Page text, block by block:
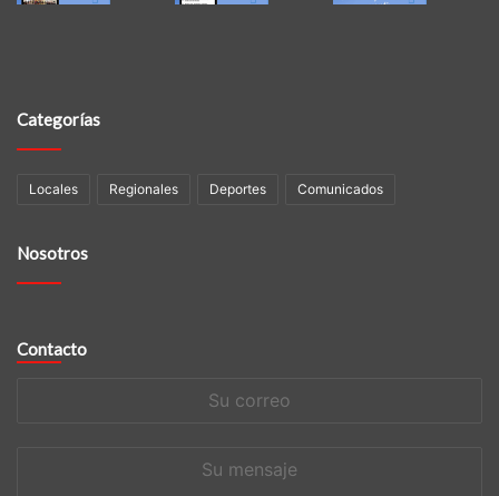
Categorías
Locales Regionales Deportes Comunicados
Nosotros
Contacto